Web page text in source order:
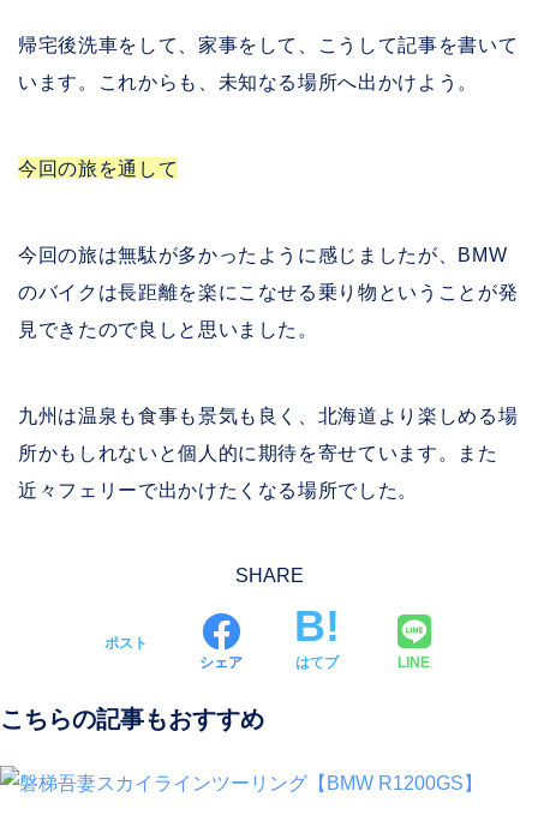
帰宅後洗車をして、家事をして、こうして記事を書いて
います。これからも、未知なる場所へ出かけよう。
今回の旅を通して
今回の旅は無駄が多かったように感じましたが、BMW
のバイクは長距離を楽にこなせる乗り物ということが発
見できたので良しと思いました。
九州は温泉も食事も景気も良く、北海道より楽しめる場
所かもしれないと個人的に期待を寄せています。また
近々フェリーで出かけたくなる場所でした。
SHARE
ポスト
シェア
はてブ LINE
こちらの記事もおすすめ